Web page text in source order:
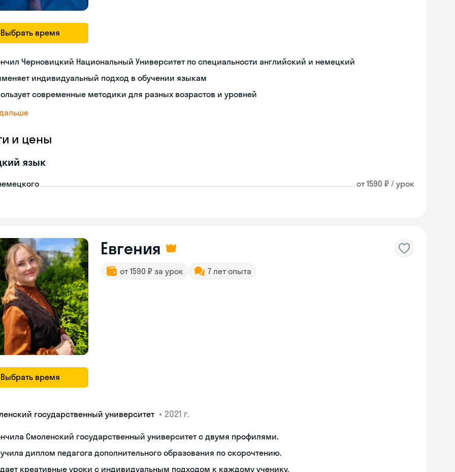
Выбрать время
Черновицкий Национальный Университет по специальности английский и немецкий
индивидуальный подход в обучении языкам
современные методики для разных возрастов и уровней
и цены
язык
от 1590 ₽ / урок
Выбрать время
Евгения
от 1590 ₽ за урок 7 лет опыта
государственный университет • 2021 г.
Смоленский государственный университет с двумя профилями.
диплом педагога дополнительного образования по скорочтению.
креативные уроки с индивидуальным подходом к каждому ученику.